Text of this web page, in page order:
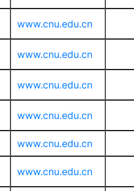
www.cnu.edu.cn
www.cnu.edu.cn
www.cnu.edu.cn
www.cnu.edu.cn
www.cnu.edu.cn
www.cnu.edu.cn